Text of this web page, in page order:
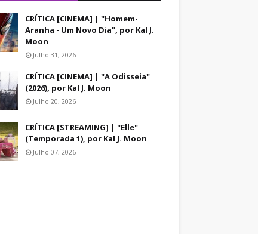
CRÍTICA [CINEMA] | "Homem-
Aranha - Um Novo Dia", por Kal J.
Moon
Julho 31, 2026
CRÍTICA [CINEMA] | "A Odisseia"
(2026), por Kal J. Moon
Julho 20, 2026
CRÍTICA [STREAMING] | "Elle"
(Temporada 1), por Kal J. Moon
Julho 07, 2026